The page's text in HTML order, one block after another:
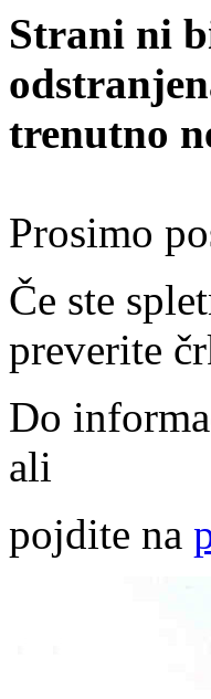
Strani ni
trenutno
Prosimo
Če ste
preverite
Do
ali
pojdite na